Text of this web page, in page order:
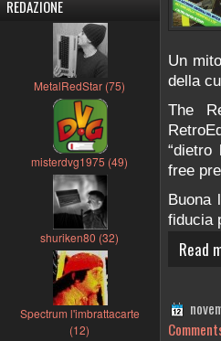
REDAZIONE
MetalRedStar (75)
misterdvg1975 (49)
shuriken80 (32)
Spectrum l'imbrattacarte
(12)
Un
della
The
free
Buona
fiducia
Read